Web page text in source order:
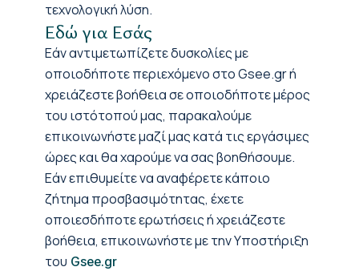
τεχνολογική λύση.
Εδώ για Εσάς
Εάν αντιμετωπίζετε δυσκολίες με
οποιοδήποτε περιεχόμενο στο Gsee.gr ή
χρειάζεστε βοήθεια σε οποιοδήποτε μέρος
του ιστότοπού μας, παρακαλούμε
επικοινωνήστε μαζί μας κατά τις εργάσιμες
ώρες και θα χαρούμε να σας βοηθήσουμε.
Εάν επιθυμείτε να αναφέρετε κάποιο
ζήτημα προσβασιμότητας, έχετε
οποιεσδήποτε ερωτήσεις ή χρειάζεστε
βοήθεια, επικοινωνήστε με την Υποστήριξη
του Gsee.gr